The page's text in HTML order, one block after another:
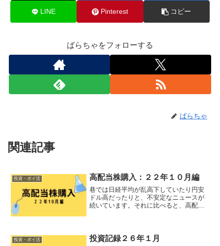
LINE Pinterest コピー
ばらちゃをフォローする
ばらちゃ
関連記事
投資・ポイ活 高配当株購入：２２年１０月編
巷では日経平均が乱高下していたり円安
ドル高だったりと、不安定なニュースが
続いています。それに比べると、高配当
しか出来ませんでした……...
投資・ポイ活 投資記録２６年１月